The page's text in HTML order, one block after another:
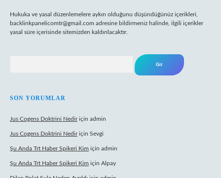
Hukuka ve yasal düzenlemelere aykırı olduğunu düşündüğünüz içerikleri,
backlinkpanelicomtr@gmail.com adresine bildirmeniz halinde, ilgili içerikler
yasal süre içerisinde sitemizden kaldırılacaktır.
SON YORUMLAR
Jus Cogens Doktrini Nediriçin admin
Jus Cogens Doktrini Nediriçin Sevgi
Şu Anda Trt Haber Spikeri Kim için admin
Şu Anda Trt Haber Spikeri Kim için Alpay